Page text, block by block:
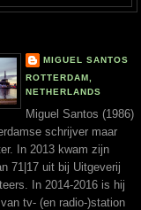
MIGUEL SANTOS
ROTTERDAM,
NETHERLANDS
Miguel Santos (1986)
schrijver maar
In 2013 kwam zijn
71|17 uit bij Uitgeverij
In 2014-2016 is hij
tv- (en radio-)station